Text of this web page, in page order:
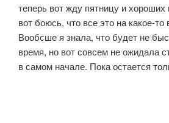
теперь вот жду пятницу и хороших
вот боюсь, что все это на какое-то
Вообсше я знала, что будет не
время, но вот совсем не ожидала
в самом начале. Пока остается